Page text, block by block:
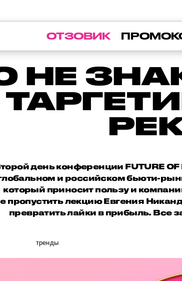
ОТЗОВИК
НЕ
день конференции FUTURE
и российском бьюти-
который приносит пользу и
пропустить лекцию Евгения
превратить лайки в прибыль. Все
тренды